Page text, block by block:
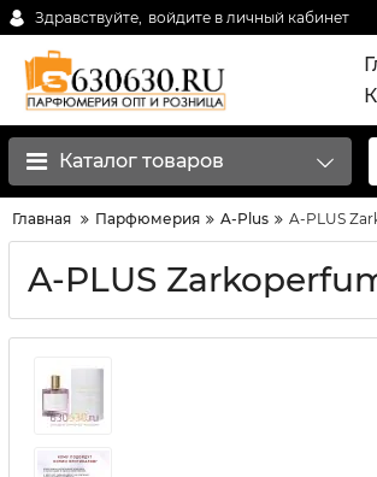
Здравствуйте, войдите в личный кабинет
Каталог товаров
Главная Парфюмерия A-Plus A-PLUS
A-PLUS